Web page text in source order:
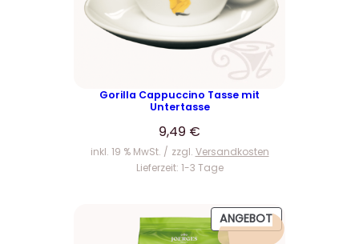
Gorilla Cappuccino Tasse mit
Untertasse
9,49 €
inkl. 19 % MwSt. zzgl. Versandkosten
Lieferzeit: 1-3 Tage
ANGEBOTP
R